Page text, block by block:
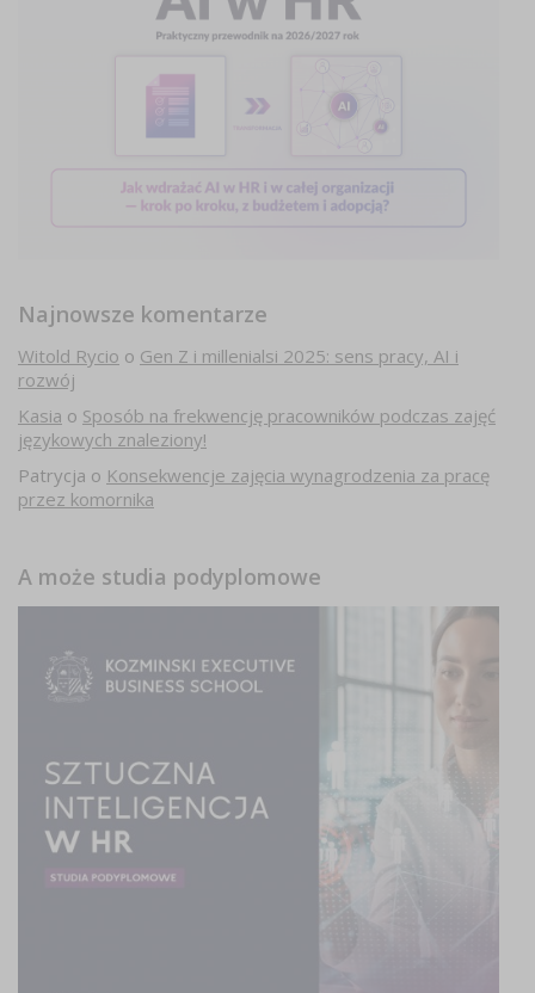
Najnowsze komentarze
Witold Rycio o Gen Z i millenialsi 2025: sens pracy, AI i
rozwój
Kasia o Sposób na frekwencję pracowników podczas zajęć
językowych znaleziony!
Patrycja o Konsekwencje zajęcia wynagrodzenia za pracę
przez komornika
A może studia podyplomowe